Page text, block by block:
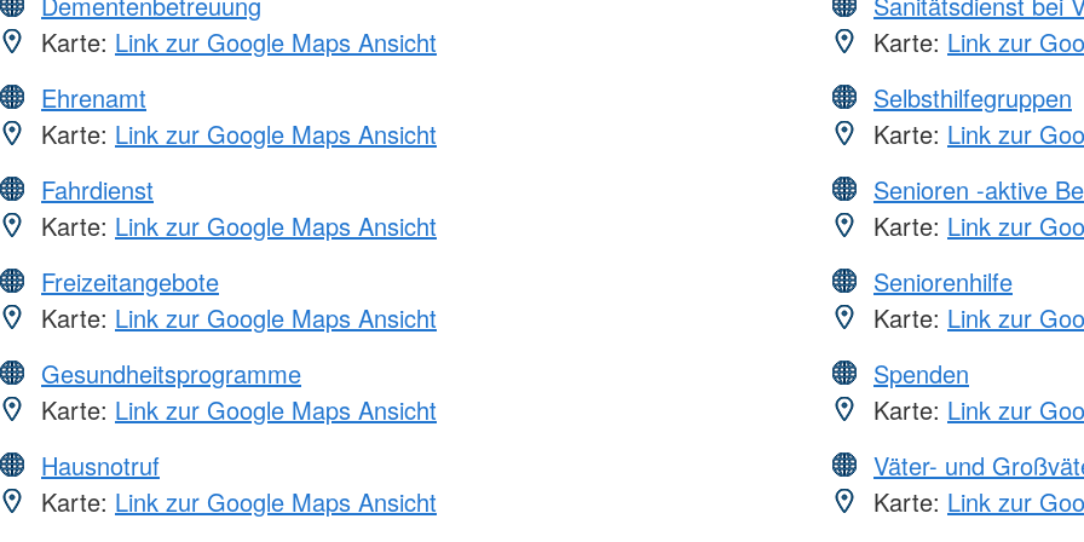
Karte: Link zur Google Maps Ansicht
Ehrenamt
Karte: Link zur Google Maps Ansicht
Fahrdienst
Karte: Link zur Google Maps Ansicht
Freizeitangebote
Karte: Link zur Google Maps Ansicht
Gesundheitsprogramme
Karte: Link zur Google Maps Ansicht
Hausnotruf
Karte: Link zur Google Maps Ansicht
Karte: Link zur
Selbsthilfegruppen
Karte: Link zur
Senioren -aktive
Karte: Link zur
Seniorenhilfe
Karte: Link zur
Spenden
Karte: Link zur
Väter- und
Karte: Link zur